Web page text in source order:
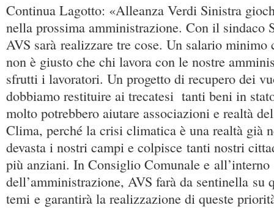
Continua Lagotto: «Alleanza Verdi Sinistra
nella prossima amministrazione. Con il sindaco
AVS sarà realizzare tre cose. Un salario minimo
non è giusto che chi lavora con le nostre
sfrutti i lavoratori. Un progetto di recupero dei
dobbiamo restituire ai trecatesi tanti beni in
molto potrebbero aiutare associazioni e realtà
Clima, perché la crisi climatica è una realtà già
devasta i nostri campi e colpisce tanti nostri
più anziani. In Consiglio Comunale e all’interno
dell’amministrazione, AVS farà da sentinella su
temi e garantirà la realizzazione di queste